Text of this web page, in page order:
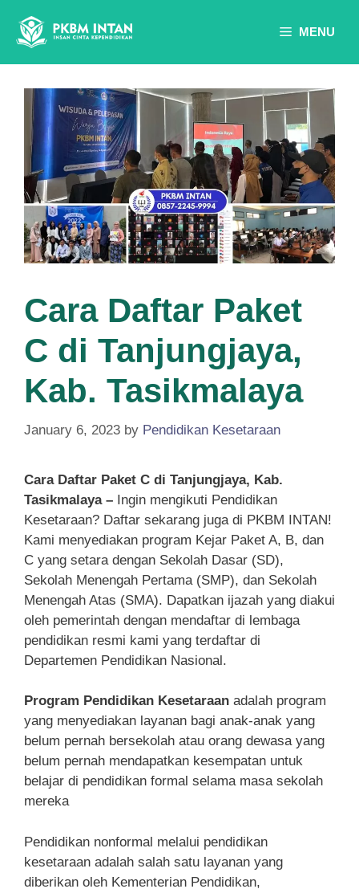
content
MENU
Cara Daftar Paket
C di Tanjungjaya,
Kab. Tasikmalaya
January 6, 2023 by Pendidikan Kesetaraan
Cara Daftar Paket C di Tanjungjaya, Kab.
Tasikmalaya – Ingin mengikuti Pendidikan
Kesetaraan? Daftar sekarang juga di PKBM INTAN!
Kami menyediakan program Kejar Paket A, B, dan
C yang setara dengan Sekolah Dasar (SD),
Sekolah Menengah Pertama (SMP), dan Sekolah
Menengah Atas (SMA). Dapatkan ijazah yang diakui
oleh pemerintah dengan mendaftar di lembaga
pendidikan resmi kami yang terdaftar di
Departemen Pendidikan Nasional.
Program Pendidikan Kesetaraan adalah program
yang menyediakan layanan bagi anak-anak yang
belum pernah bersekolah atau orang dewasa yang
belum pernah mendapatkan kesempatan untuk
belajar di pendidikan formal selama masa sekolah
mereka
Pendidikan nonformal melalui pendidikan
kesetaraan adalah salah satu layanan yang
diberikan oleh Kementerian Pendidikan,